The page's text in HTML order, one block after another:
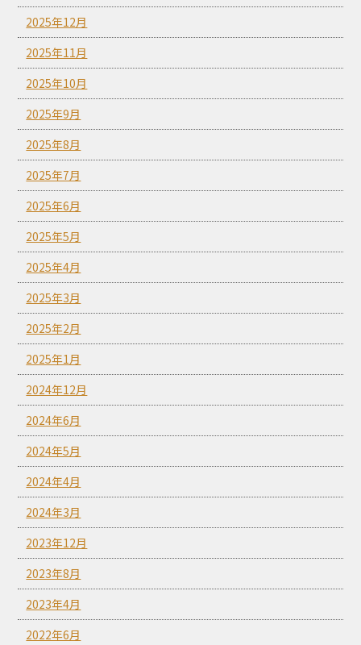
2025年12月
2025年11月
2025年10月
2025年9月
2025年8月
2025年7月
2025年6月
2025年5月
2025年4月
2025年3月
2025年2月
2025年1月
2024年12月
2024年6月
2024年5月
2024年4月
2024年3月
2023年12月
2023年8月
2023年4月
2022年6月